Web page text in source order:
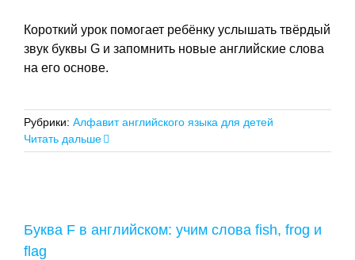
Короткий урок помогает ребёнку услышать твёрдый
звук буквы G и запомнить новые английские слова
на его основе.
Рубрики: Алфавит английского языка для детей
Читать дальше
Буква F в английском: учим слова fish, frog и
flag